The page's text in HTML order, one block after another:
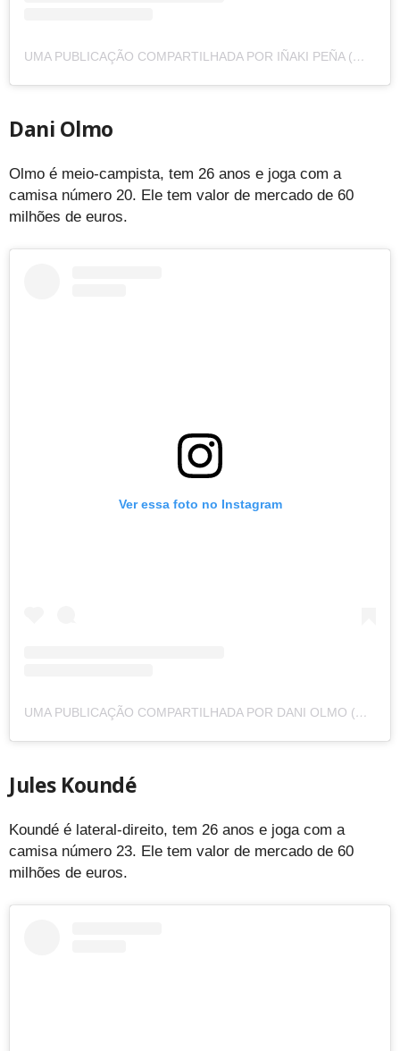
UMA PUBLICAÇÃO COMPARTILHADA POR IÑAKI PEÑA (@INAKIPENYA)
Dani Olmo
Olmo é meio-campista, tem 26 anos e joga com a
camisa número 20. Ele tem valor de mercado de 60
milhões de euros.
Ver essa foto no Instagram
UMA PUBLICAÇÃO COMPARTILHADA POR DANI OLMO (@DANIOLMO)
Jules Koundé
Koundé é lateral-direito, tem 26 anos e joga com a
camisa número 23. Ele tem valor de mercado de 60
milhões de euros.